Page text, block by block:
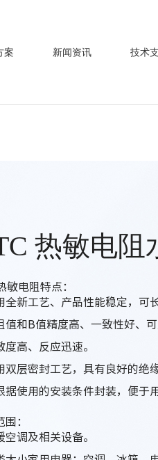
案 新闻资讯 技术
热敏电阻
敏电阻特点：
新工艺、产品性能稳定，可
和B值精度高、一致性好、
高、反应迅速。
层密封工艺，具有良好的绝
使用的安装条件封装，便于
围：
调及相关设备。